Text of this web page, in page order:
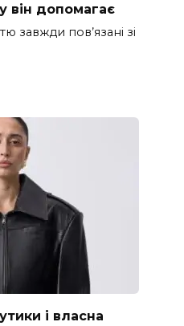
він допомагає
завжди пов’язані зі
і власна